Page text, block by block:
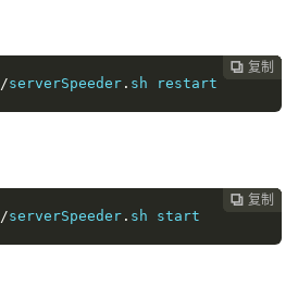
 复制
 复制
 复制
 复制
 复制
 复制
/serverSpeeder . sh restart
 复制
 复制
 复制
 复制
 复制
/serverSpeeder . sh start